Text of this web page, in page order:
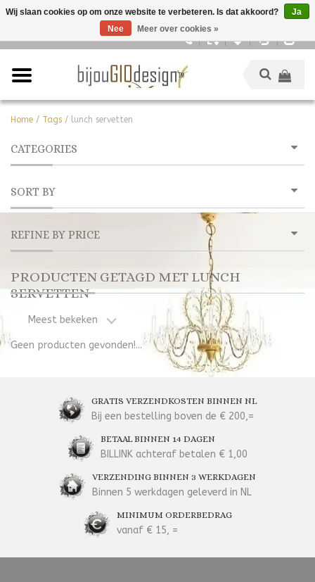
Home / Tags / lunch servetten
CATEGORIES
SORT BY
REFINE BY PRICE
PRODUCTEN GETAGD MET LUNCH
SERVETTEN
Meest bekeken
Geen producten gevonden!...
GRATIS VERZENDKOSTEN BINNEN NL
Bij een bestelling boven de € 200,=
BETAAL BINNEN 14 DAGEN
BILLINK achteraf betalen € 1,00
VERZENDING BINNEN 3 WERKDAGEN
Binnen 5 werkdagen geleverd in NL
MINIMUM ORDERBEDRAG
vanaf € 15, =
Wij slaan cookies op om onze website te verbeteren. Is dat akkoord?
Ja
Nee
Meer over cookies »